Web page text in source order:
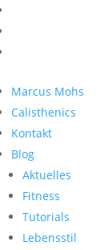
Marcus Mohs
Calisthenics
Kontakt
Blog
Aktuelles
Fitness
Tutorials
Lebensstil